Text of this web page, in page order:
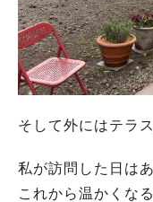
そして外にはテラス
私が訪問した日は
これから温かくな